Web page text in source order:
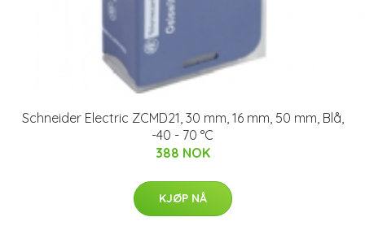
Schneider Electric ZCMD21, 30 mm, 16 mm, 50 mm, Blå,
-40 - 70 °C
388 NOK
KJØP NÅ